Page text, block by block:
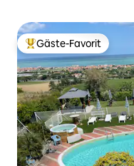
Beliebter Gäste-Favorit.
Gäste-Favorit